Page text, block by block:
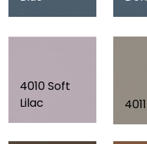
4010 Soft
Lilac